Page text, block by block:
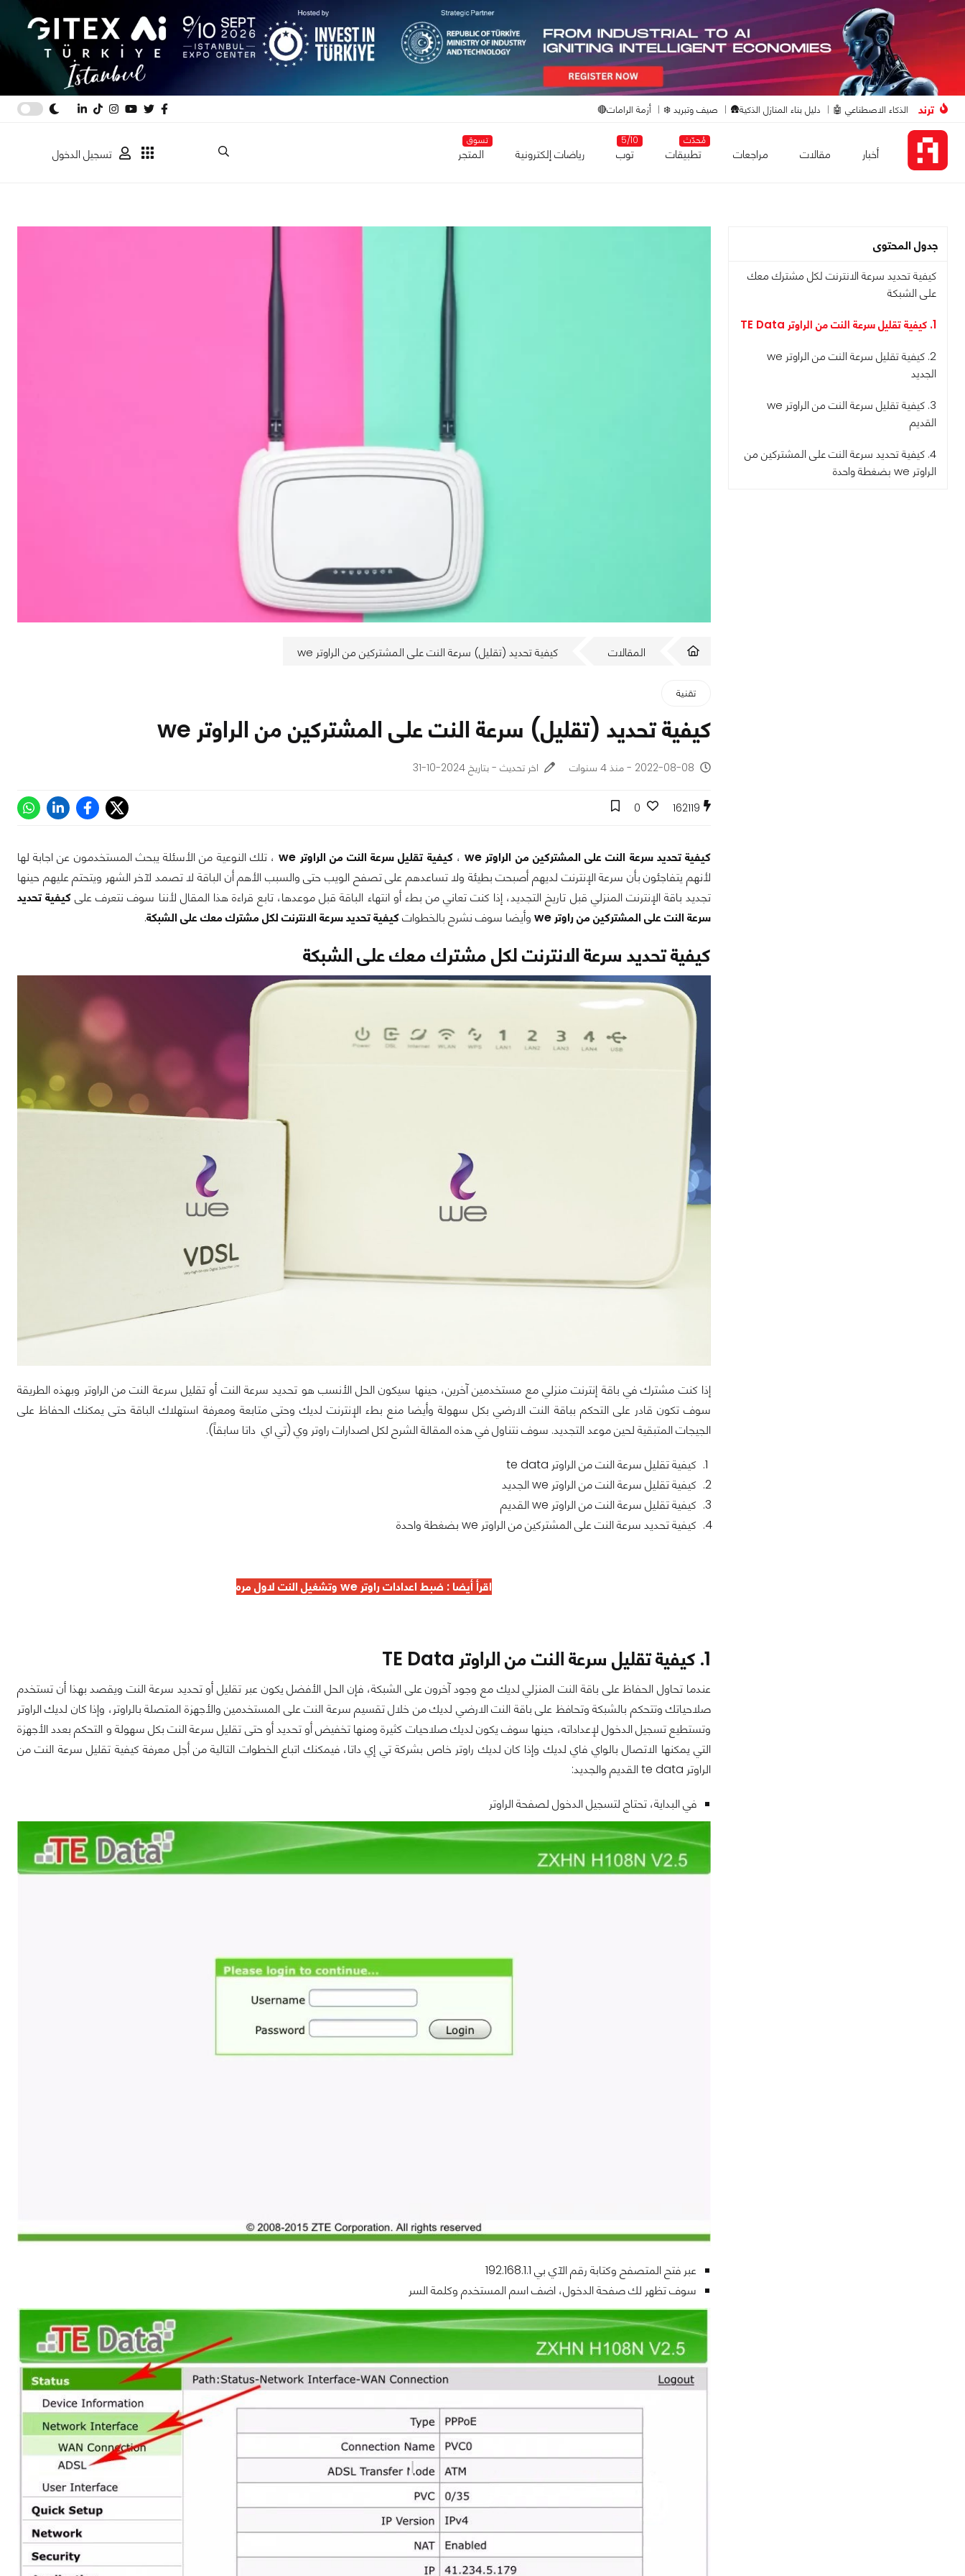
ترند الذكاء الاصطناعي 🤖 دليل بناء المنازل الذكية🛖 صيف وتبريد ❄️ أزمة الرامات🔴
أخبار مقالات مراجعات
مُحدّث
تطبيقات
5/10
توب رياضات إلكترونية
تسوق
المتجر تسجيل الدخول
جدول المحتوى
كيفية تحديد سرعة الانترنت لكل مشترك معك
على الشبكة
1. كيفية تقليل سرعة النت من الراوتر TE Data
2. كيفية تقليل سرعة النت من الراوتر we
الجديد
3. كيفية تقليل سرعة النت من الراوتر we
القديم
4. كيفية تحديد سرعة النت على المشتركين من
الراوتر we بضغطة واحدة
المقالات كيفية تحديد (تقليل) سرعة النت على المشتركين من الراوتر we
تقنية
كيفية تحديد (تقليل) سرعة النت على المشتركين من الراوتر we
2022-08-08 - منذ 4 سنوات اخر تحديث - بتاريخ 2024-10-31
162119
0
كيفية تحديد سرعة النت على المشتركين من الراوتر we ، كيفية تقليل سرعة النت من الراوتر we
، تلك النوعية من الأسئلة يبحث المستخدمون عن اجابة لها
لأنهم يتفاجئون بأن سرعة الإنترنت لديهم أصبحت بطيئة ولا تساعدهم على تصفح الويب حتى والسبب الأهم أن الباقة لا تصمد لآخر الشهر ويتحتم عليهم حينها
تجديد باقة الإنترنت المنزلي قبل تاريخ التجديد، إذا كنت تعاني من بطء أو انتهاء الباقة قبل موعدها، تابع قراءة هذا المقال لأننا سوف نتعرف على كيفية تحديد
سرعة النت على المشتركين من راوتر we
وأيضا سوف نشرح بالخطواتكيفية تحديد سرعة الانترنت لكل مشترك معك على الشبكة.
كيفية تحديد سرعة الانترنت لكل مشترك معك على الشبكة
إذا كنت مشترك في باقة إنترنت منزلي مع مستخدمين آخرين، حينها سيكون الحل الأنسب هو تحديد سرعة النت أو تقليل سرعة النت من الراوتر وبهذه الطريقة
سوف تكون قادر على التحكم بباقة النت الارضي بكل سهولة وأيضا منع بطء الإنترنت لديك وحتى متابعة ومعرفة استهلاك الباقة حتى يمكنك الحفاظ على
الجيجات المتبقية لحين موعد التجديد. سوف نتناول في هذه المقالة الشرح لكل اصدارات راوتر وي (تي اي داتا سابقاً).
كيفية تقليل سرعة النت من الراوتر te data
كيفية تقليل سرعة النت من الراوتر we الجديد
كيفية تقليل سرعة النت من الراوتر we القديم
كيفية تحديد سرعة النت على المشتركين من الراوتر we بضغطة واحدة
اقرأ أيضا : ضبط اعدادات راوتر we وتشغيل النت لاول مره
1. كيفية تقليل سرعة النت من الراوتر TE Data
عندما تحاول الحفاظ على باقة النت المنزلي لديك مع وجود آخرون على الشبكة، فإن الحل الأفضل يكون عبر تقليل أو تحديد سرعة النت ويقصد بهذا أن تستخدم
صلاحياتك وتتحكم بالشبكة وتحافظ على باقة النت الارضي لديك من خلال تقسيم سرعة النت على المستخدمين والأجهزة المتصلة بالراوتر، وإذا كان لديك الراوتر
وتستطيع تسجيل الدخول لإعداداته، حينها سوف يكون لديك صلاحيات كثيرة ومنها تخفيض أو تحديد أو حتى تقليل سرعة النت بكل سهولة و التحكم بعدد الأجهزة
التي يمكنها الاتصال بالواي فاي لديك وإذا كان لديك راوتر خاص بشركة تي إي داتا، فيمكنك اتباع الخطوات التالية من أجل معرفة كيفية تقليل سرعة النت من
الراوتر te data القديم والجديد:
في البداية، تحتاج لتسجيل الدخول لصفحة الراوتر
عبر فتح المتصفح وكتابة رقم الآي بي 192.168.1.1
سوف تظهر لك صفحة الدخول، اضف اسم المستخدم وكلمة السر